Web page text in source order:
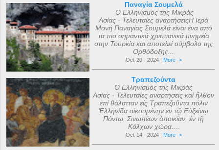
Παναγία Σουμελά
Ο Ελληνισμός της Μικράς
Ασίας - Τελευταίες αναρτήσειςΗ Ιερά
Μονή Παναγίας Σουμελά είναι ένα από
τα πιο σημαντικά χριστιανικά μνημεία
στην Τουρκία και αποτελεί σύμβολο της
Ορθόδοξης...
Oct-20 - 2024 | More ->
Τραπεζούντα
Ο Ελληνισμός της Μικράς
Ασίας - Τελευταίες αναρτήσεις καὶ ἦλθον
ἐπὶ θάλατταν εἰς Τραπεζοῦντα πόλιν
Ἑλληνίδα οἰκουμένην ἐν τῷ Εὐξείνῳ
Πόντῳ, Σινωπέων ἀποικίαν, ἐν τῇ
Κόλχων χώρᾳ....
Oct-14 - 2024 | More ->